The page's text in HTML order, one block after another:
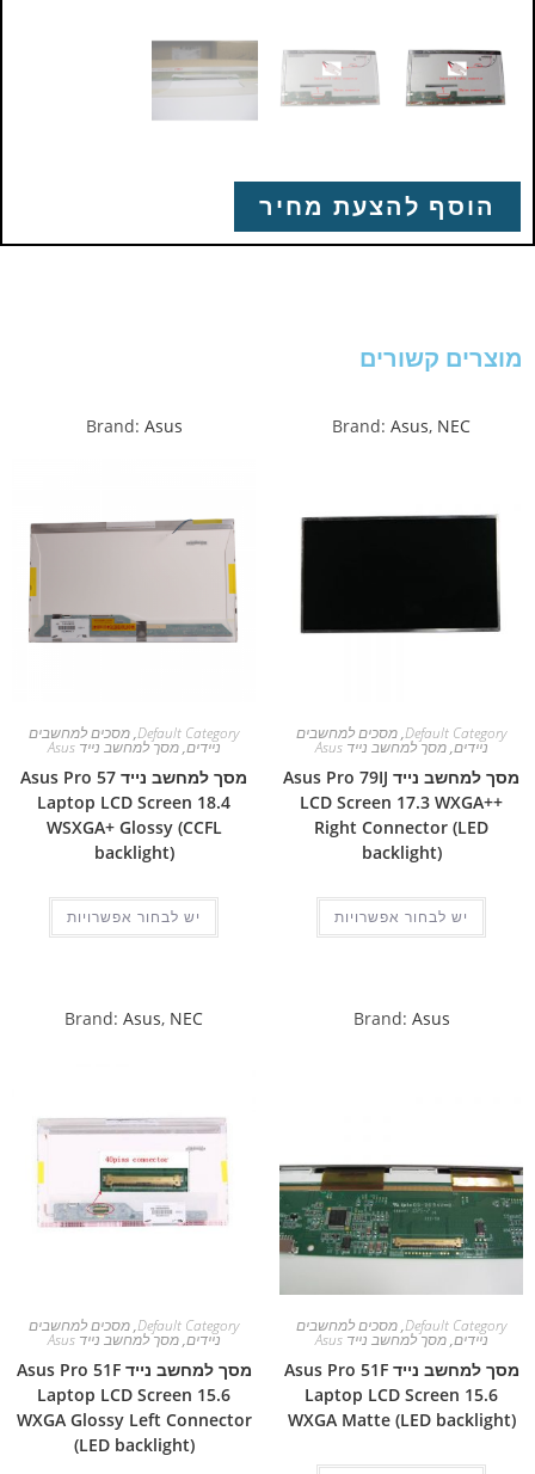
הוסף להצעת מחיר
מוצרים קשורים
Brand: Asus, NEC
Default Category
,מסכים למחשבים
ניידים,מסך למחשב נייד Asus
מסך למחשב נייד Asus Pro 79IJ
LCD Screen 17.3 WXGA++
Right Connector (LED
backlight)
יש לבחור אפשרויות
Brand: Asus
Default Category
,מסכים למחשבים
ניידים,מסך למחשב נייד Asus
מסך למחשב נייד Asus Pro 57
Laptop LCD Screen 18.4
WSXGA+ Glossy (CCFL
backlight)
יש לבחור אפשרויות
Brand: Asus
Default Category
,מסכים למחשבים
ניידים,מסך למחשב נייד Asus
מסך למחשב נייד Asus Pro 51F
Laptop LCD Screen 15.6
WXGA Matte (LED backlight)
Brand: Asus, NEC
Default Category
,מסכים למחשבים
ניידים,מסך למחשב נייד Asus
מסך למחשב נייד Asus Pro 51F
Laptop LCD Screen 15.6
WXGA Glossy Left Connector
(LED backlight)